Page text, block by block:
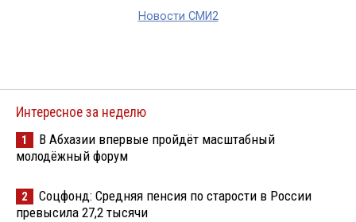
Новости СМИ2
Интересное за неделю
1
В Абхазии впервые пройдёт масштабный
молодёжный форум
2
Соцфонд: Средняя пенсия по старости в России
превысила 27,2 тысячи